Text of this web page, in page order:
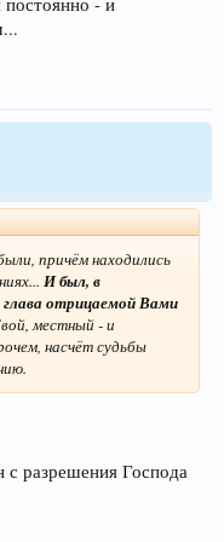
причём находились
И был, в
глава отрицаемой Вами
местный - и
насчёт судьбы
с разрешения Господа